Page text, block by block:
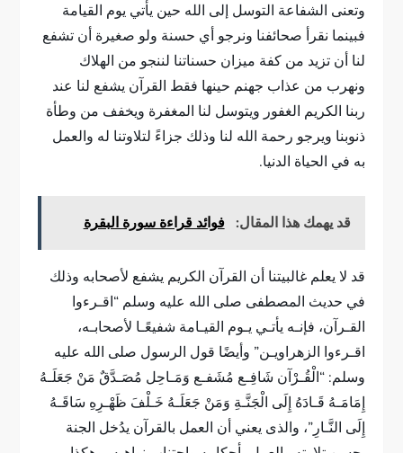
وتعنى الشفاعة التوسل إلى الله حين يأتي يوم القيامة
فبينما نقرأ صحائفنا ونرجو أي حسنة ولو صغيرة أن تشفع
لنا أن تزيد من كفة ميزان حسناتنا لننجو من الهلاك
ونهرب من عذاب جهنم حينها فقط القرآن يشفع لنا عند
ربنا الكريم الغفور ويتوسل لنا المغفرة ويخفف من وطأة
ذنوبنا ويرجو رحمة الله لنا وذلك جزاءً لتلاوتنا له والعمل
به في الحياة الدنيا.
قد يهمك هذا المقال: فوائد قراءة سورة البقرة
قد لا يعلم غالبيتنا أن القرآن الكريم يشفع لأصحابه وذلك
في حديث المصطفى صلى الله عليه وسلم “اقـرءوا
القـرآن، فإنـه يأتـي يـوم القيـامة شفيعًـا لأصحابـه،
اقـرءوا الزهراويـن” وأيضًا قول الرسول صلى الله عليه
وسلم: “الْقُـرْآن شَافِـع مُشَفـع وَمَـاحِل مُصَـدَّقٌ مَنْ جَعَلَـهُ
إِمَامَـهُ قَـادَهُ إِلَى الْجَنَّـةِ وَمَنْ جَعَلَـهُ خَـلْفَ ظَهْـرِهِ سَاقَـهُ
إِلَى النَّـارِ”، والذى يعني أن العمل بالقرآن يدُخل الجنة